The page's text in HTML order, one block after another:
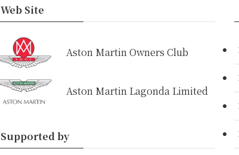
Web Site
Aston Martin Owners Club
Aston Martin Lagonda Limited
Supported by